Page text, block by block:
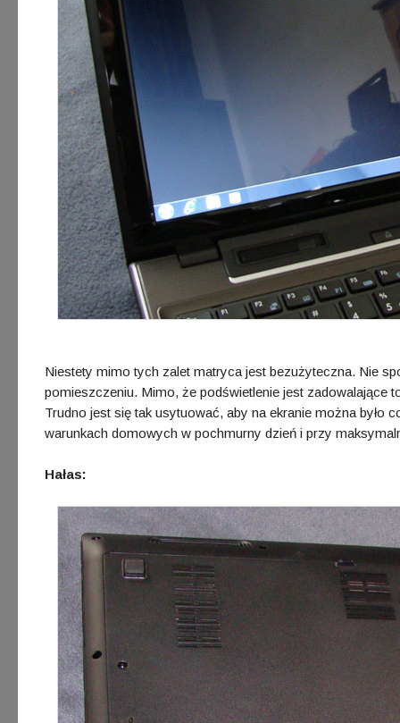
Niestety mimo tych zalet matryca jest bezużyteczna. Nie
pomieszczeniu. Mimo, że podświetlenie jest zadowalające
Trudno jest się tak usytuować, aby na ekranie można było
warunkach domowych w pochmurny dzień i przy
Hałas: